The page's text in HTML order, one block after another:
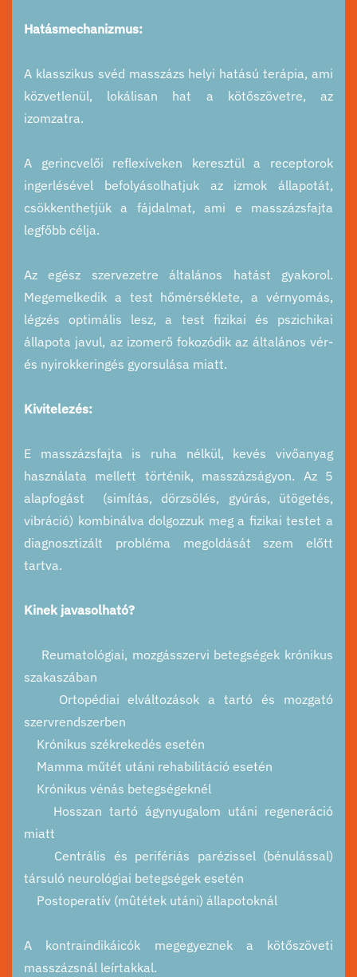
Hatásmechanizmus:
A klasszikus svéd masszázs helyi hatású terápia, ami
közvetlenül, lokálisan hat a kötőszövetre, az
izomzatra.
A gerincvelői reflexíveken keresztül a receptorok
ingerlésével befolyásolhatjuk az izmok állapotát,
csökkenthetjük a fájdalmat, ami e masszázsfajta
legfőbb célja.
Az egész szervezetre általános hatást gyakorol.
Megemelkedik a test hőmérséklete, a vérnyomás,
légzés optimális lesz, a test fizikai és pszichikai
állapota javul, az izomerő fokozódik az általános vér-
és nyirokkeringés gyorsulása miatt.
Kivitelezés:
E masszázsfajta is ruha nélkül, kevés vivőanyag
használata mellett történik, masszázságyon. Az 5
alapfogást (simítás, dörzsölés, gyúrás, ütögetés,
vibráció) kombinálva dolgozzuk meg a fizikai testet a
diagnosztizált probléma megoldását szem előtt
tartva.
Kinek javasolható?
Reumatológiai, mozgásszervi betegségek krónikus
szakaszában
Ortopédiai elváltozások a tartó és mozgató
szervrendszerben
Krónikus székrekedés esetén
Mamma műtét utáni rehabilitáció esetén
Krónikus vénás betegségeknél
Hosszan tartó ágynyugalom utáni regeneráció
miatt
Centrális és perifériás parézissel (bénulással)
társuló neurológiai betegségek esetén
Postoperatív (mûtétek utáni) állapotoknál
A kontraindikáicók megegyeznek a kötőszöveti
masszázsnál leírtakkal.